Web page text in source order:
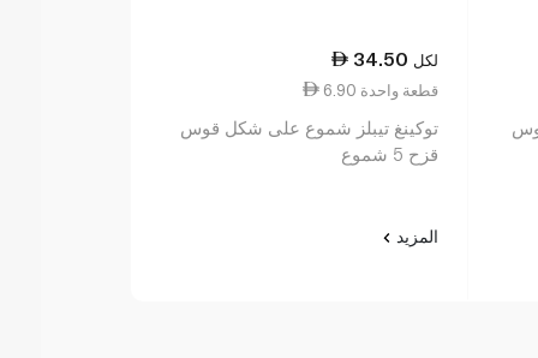
34.50 لكل
6.90 قطعة واحدة
توكينغ تيبلز شموع على شكل قوس
قزح 5 شموع
المزيد